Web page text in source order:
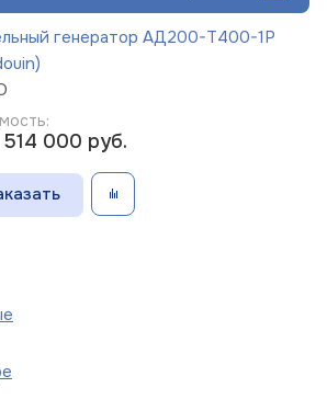
генератор АД200-Т400-1Р
514 000 руб.